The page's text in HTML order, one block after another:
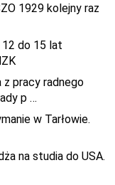
1929 kolejny raz
do 15 lat
z pracy radnego
p …
w Tarłowie.
na studia do USA.